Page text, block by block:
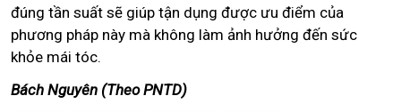
đúng tần suất sẽ giúp tận dụng được ưu điểm của
phương pháp này mà không làm ảnh hưởng đến sức
khỏe mái tóc.
Bách Nguyên (Theo PNTD)